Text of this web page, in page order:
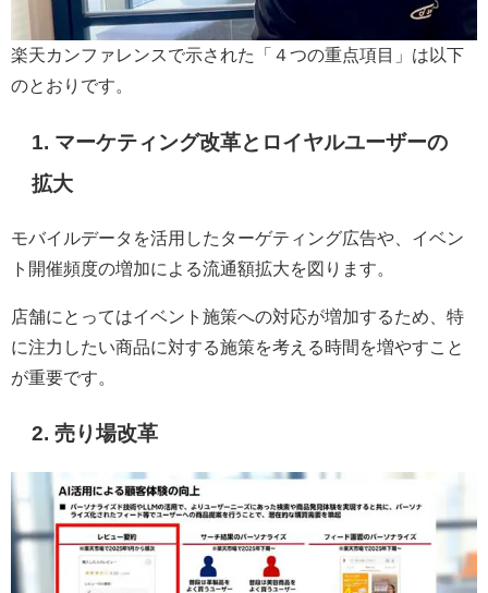
楽天カンファレンスで示された「４つの重点項目」は以下
のとおりです。
1. マーケティング改革とロイヤルユーザーの
拡大
モバイルデータを活用したターゲティング広告や、イベン
ト開催頻度の増加による流通額拡大を図ります。
店舗にとってはイベント施策への対応が増加するため、特
に注力したい商品に対する施策を考える時間を増やすこと
が重要です。
2. 売り場改革